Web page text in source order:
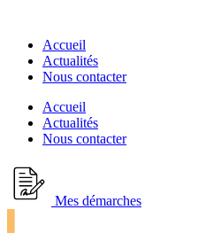
Accueil
Actualités
Nous contacter
Accueil
Actualités
Nous contacter
Mes démarches